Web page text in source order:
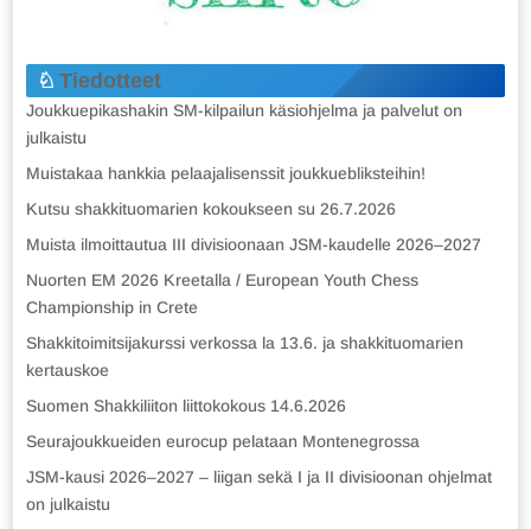
Tiedotteet
Joukkuepikashakin SM-kilpailun käsiohjelma ja palvelut on
julkaistu
Muistakaa hankkia pelaajalisenssit joukkuebliksteihin!
Kutsu shakkituomarien kokoukseen su 26.7.2026
Muista ilmoittautua III divisioonaan JSM-kaudelle 2026–2027
Nuorten EM 2026 Kreetalla / European Youth Chess
Championship in Crete
Shakkitoimitsijakurssi verkossa la 13.6. ja shakkituomarien
kertauskoe
Suomen Shakkiliiton liittokokous 14.6.2026
Seurajoukkueiden eurocup pelataan Montenegrossa
JSM-kausi 2026–2027 – liigan sekä I ja II divisioonan ohjelmat
on julkaistu